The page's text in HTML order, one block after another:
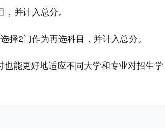
并计入总分。
择2门作为再选科目，并计入总分。
能更好地适应不同大学和专业对招生学